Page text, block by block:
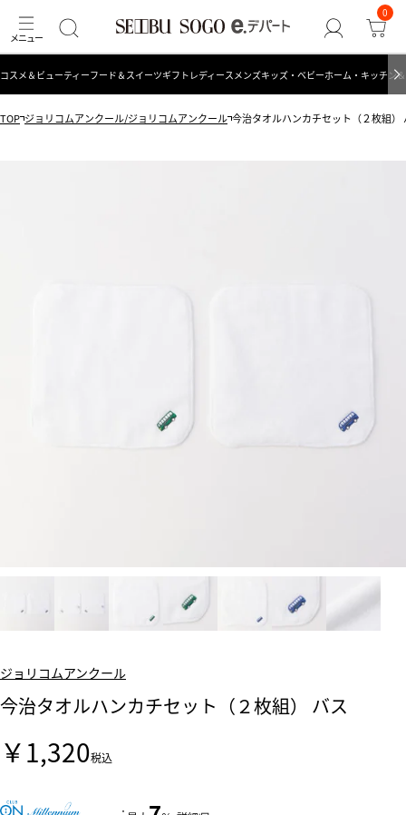
0
コスメ＆ビューティーフード＆スイーツギフト レディース メンズキッズ・ベビーホーム・キッチン
TOP ジョリコムアンクール/ジョリコムアンクール 今治タオルハンカチセット（２枚組）
ジョリコムアンクール
今治タオルハンカチセット（２枚組） バス
￥1,320税込